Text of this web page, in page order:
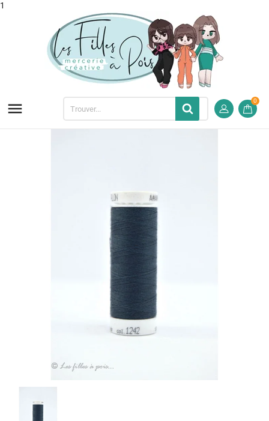
1
 0